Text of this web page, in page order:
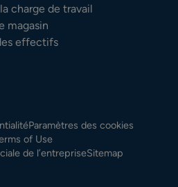
charge de travail
magasin
effectifs
Paramètres des cookies
of Use
de l’entrepriseSitemap